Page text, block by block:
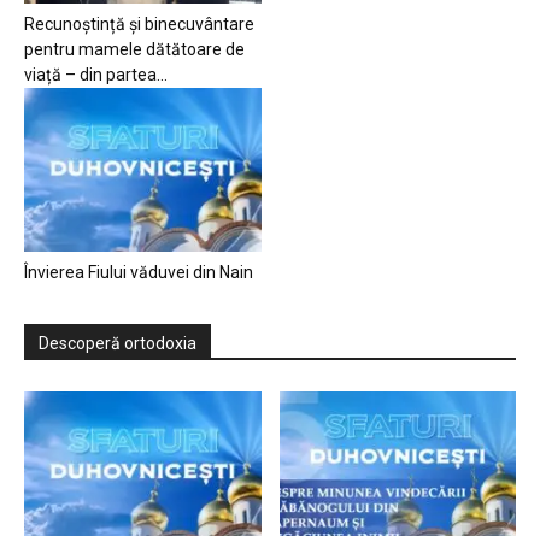
Recunoștință și binecuvântare
pentru mamele dătătoare de
viață – din partea...
Învierea Fiului văduvei din Nain
Descoperă ortodoxia